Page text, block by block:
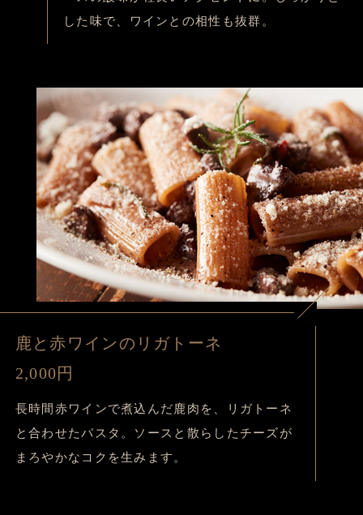
した味で、ワインとの相性も抜群。
鹿と赤ワインのリガトーネ
2,000円
長時間赤ワインで煮込んだ鹿肉を、リガトーネ
と合わせたパスタ。ソースと散らしたチーズが
まろやかなコクを生みます。